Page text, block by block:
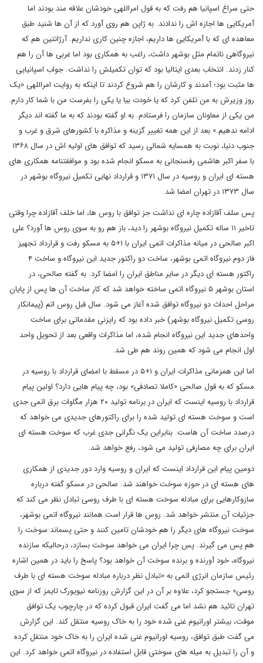
حتی سراغ اسپانیا هم رفت که به قول امراللهی خودشان علاقه مند بودند اما
آمریکایی ها اجازه اش را ندادند. به ژاپن هم روی آورد که از آن ها شنید طبق
معاهده ای که با آمریکایی ها داریم، اجازه چنین کاری نداریم. آرژانتین هم که
نیروگاهی ناتمام مثل بوشهر داشت، راغب به همکاری بود اما غربی ها آن را هم
کنار زدند. انتخاب بعدی ایتالیا بود که توان تکمیلش را نداشت. جواب اسپانیایی
ها مثبت بود؛ آمدند و کارشان را هم شروع کردند تا اینکه به روایت امراللهی «یک
روز وزیرش به من تلفن کرد که یا خودت بیا یا یکی را بفرست من با شما کار دارم.
من یکی از معاونان سازمان را فرستادم. به او گفته بودند که به ما گفته اند دیگر
ادامه ندهیم.» بعد از این همه تغییر گزینه و مذاکره با کشورهای شرق و غرب و
جنوب دنیا، نوبت به همسایه شمالی رسید که توافق های اولیه اش در سال ۱۳۶۸
با سفر اکبر هاشمی رفسنجانی به مسکو انجام شده بود و موافقتنامه همکاری های
هسته ای ایران و روسیه در سال ۱۳۷۱ و قرارداد نهایی تکمیل نیروگاه بوشهر در
سال ۱۳۷۳ در تهران امضا شد.
پس سلف آقازاده چاره ای نداشت جز توافق با روس ها، اما خلف آقازاده چرا وقتی
تاخیر ۱۱ ساله تکمیل نیروگاه بوشهر را دید، باز هم رو به سوی روس ها آورد؟ علی
اکبر صالحی در میانه مذاکرات اتمی ایران با ۱+۵ به مسکو رفت و قرارداد تجهیز
فاز دوم نیروگاه اتمی بوشهر، ساخت دو راکتور جدید این نیروگاه و ساخت ۴
راکتور هسته ای دیگر در سایر مناطق ایران را امضا کرد. به گفته صالحی، در
استان بوشهر ۵ نیروگاه اتمی ساخته خواهد شد که کار ساخت آن ها پس از پایان
مراحل احداث دو نیروگاه توافق شده آغاز می شود. سال قبل روس اتم (پیمانکار
روسی تکمیل نیروگاه بوشهر) خبر داده بود که رایزنی مقدماتی برای ساخت
واحدهای جدید این نیروگاه انجام شده، اما مذاکرات واقعی بعد از تحویل واحد
اول انجام می شود که همین روند هم طی شد.
اما این همزمانی مذاکرات ایران و ۱+۵ در مسقط با امضای قرارداد با روسیه در
مسکو که به قول صالحی «کاملا تصادفی» بود، چه پیام هایی دارد؟ اولین پیام
قرارداد با روسیه اینست که ایران در برنامه تولید ۲۰ هزار مگاوات برق اتمی جدی
است و سوخت هسته ای تولید شده را برای راکتورهای جدیدی می خواهد که
درصدد ساخت آن هاست. بنابراین یک نگرانی جدی غرب که سوخت هسته ای
ایران برای چه مصارفی تولید می شود، رفع خواهد شد.
دومین پیام این قرارداد اینست که ایران و روسیه وارد دور جدیدی از همکاری
های هسته ای در حوزه سوخت خواهند شد. صالحی در مسکو گفته درباره
سازوکارهایی برای مبادله سوخت هسته ای با طرف روسی تبادل نظر می کند که
جزئیات آن منتشر خواهد شد. روس ها قرار است همانند نیروگاه اتمی بوشهر،
سوخت نیروگاه های دیگر را هم خودشان تامین کنند و حتی پسماند سوخت را
هم پس می گیرند. پس چرا ایران می خواهد سوخت بسازد، درحالیکه سازنده
نیروگاه، خود آورنده و برنده سوخت آن خواهد بود؟ پاسخ را باید در همین اشاره
رئیس سازمان انرژی اتمی به «تبادل نظر درباره مبادله سوخت هسته ای با طرف
روسی» جستجو کرد، علاوه بر آن در این گزارش روزنامه نیویورک تایمز که از سوی
تهران تائید هم نشد اما می گفت ایران قبول کرده که در چارچوب یک توافق
موقت، بیشتر اورانیوم غنی شده خود را به خاک روسیه منتقل کند. این گزارش
می گفت طبق توافق، روسیه اورانیوم غنی شده ایران را به خاک خود منتقل کرده
و آن را تبدیل به میله های سوختی قابل استفاده در نیروگاه اتمی خواهد کرد. این